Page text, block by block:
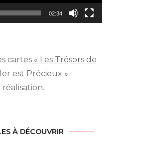
02:34
cartes « Les Trésors de
est Précieux »
À DÉCOUVRIR